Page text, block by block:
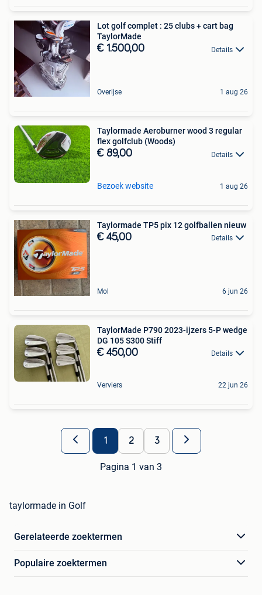
Lot golf complet : 25 clubs + cart bag
TaylorMade
€ 1.500,00 Details
Overijse 1 aug 26
Taylormade Aeroburner wood 3 regular
flex golfclub (Woods)
€ 89,00 Details
Bezoek website 1 aug 26
Taylormade TP5 pix 12 golfballen nieuw
€ 45,00 Details
Mol 6 jun 26
TaylorMade P790 2023-ijzers 5-P wedge
DG 105 S300 Stiff
€ 450,00 Details
Verviers 22 jun 26
1 2 3
Pagina 1 van 3
taylormade in Golf
Gerelateerde zoektermen
Populaire zoektermen